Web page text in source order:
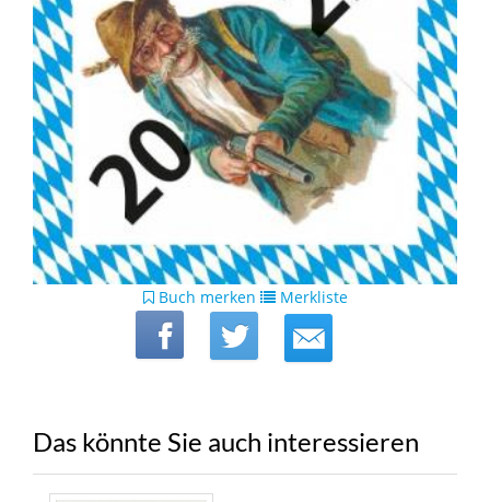
Buch merken Merkliste
Das könnte Sie auch interessieren